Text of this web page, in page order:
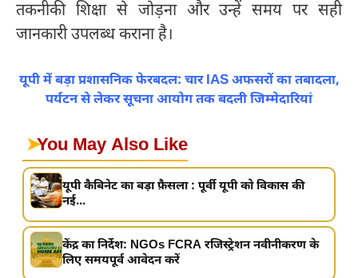
तकनीकी शिक्षा से जोड़ना और उन्हें समय पर सही
जानकारी उपलब्ध कराना है।
यूपी में बड़ा प्रशासनिक फेरबदल: चार IAS अफसरों का तबादला,
पर्यटन से लेकर सूचना आयोग तक बदली जिम्मेदारियां
➤You May Also Like
यूपी कैबिनेट का बड़ा फ़ैसला : पूर्वी यूपी को विकास की
नई...
केंद्र का निर्देश: NGOs FCRA रजिस्ट्रेशन नवीनीकरण के
लिए समयपूर्व आवेदन करें